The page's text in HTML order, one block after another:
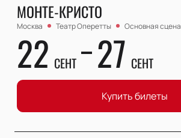
МОНТЕ-КРИСТО
Москва Театр Оперетты Основная сцена
22 СЕНТ 27 СЕНТ
Купить билеты